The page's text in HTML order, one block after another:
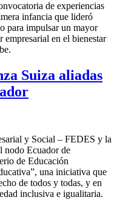
de experiencias
infancia que lideró
para impulsar un mayor
en el bienestar
Suiza aliadas
y Social – FEDES y la
nodo Ecuador de
de Educación
una iniciativa que
de todos y todas, y en
inclusiva e igualitaria.